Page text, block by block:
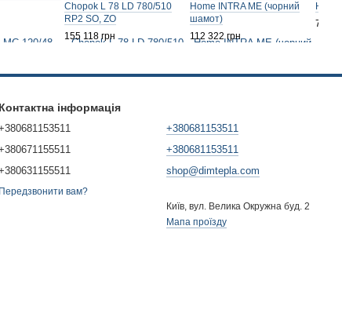
Chopok L 78 LD 780/510
RP2 SO, ZO
155 118 грн
Home INTRA ME (чорний
шамот)
112 322 грн
72
Контактна інформація
Передзвонити вам?
+380681153511
+380681153511
shop@dimtepla.com
Київ, вул. Велика Окружна буд. 2
Мапа проїзду